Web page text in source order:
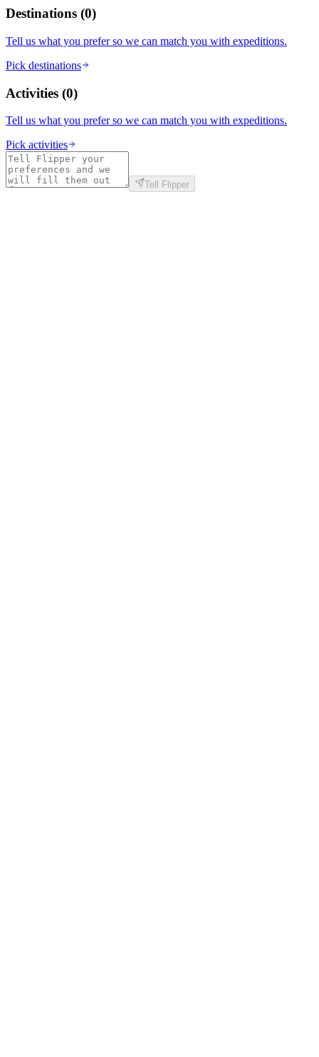
Destinations (0)
Tell us what you prefer so we can match you with expeditions.
Pick destinations
Activities (0)
Tell us what you prefer so we can match you with expeditions.
Pick activities
Tell Flipper